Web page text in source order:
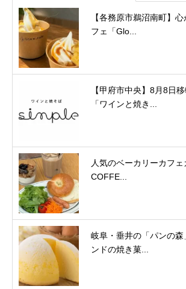
【各務原市鵜沼南町】
フェ「Glo...
【甲府市中央】8月8日
「ワインと焼き...
人気のベーカリーカフ
COFFE...
岐阜・垂井の「パンの森
ンドの焼き菓...